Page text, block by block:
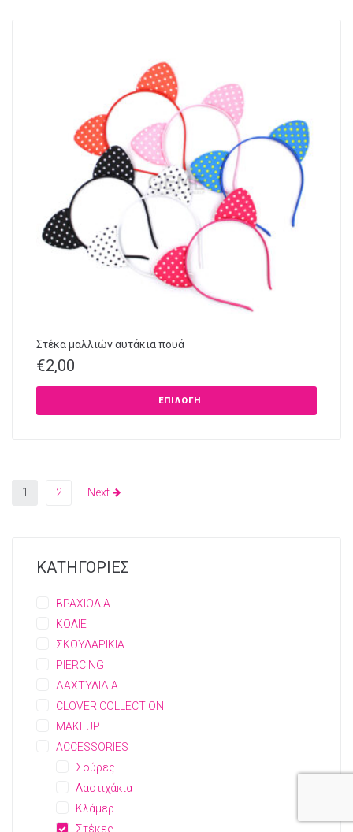
Στέκα μαλλιών αυτάκια πουά
€2,00
ΕΠΙΛΟΓΉ
1 2 Next
ΚΑΤΗΓΟΡΙΕΣ
ΒΡΑΧΙΟΛΙΑ
ΚΟΛΙΕ
ΣΚΟΥΛΑΡΙΚΙΑ
PIERCING
ΔΑΧΤΥΛΙΔΙΑ
CLOVER COLLECTION
MAKEUP
ACCESSORIES
Σούρες
Λαστιχάκια
Κλάμερ
Στέκες